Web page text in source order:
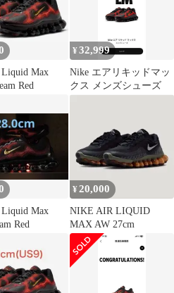
Max
Red
¥32,999
Nike エアリキッドマッ
クス メンズシューズ
Max
Red
¥20,000
NIKE AIR LIQUID
MAX AW 27cm